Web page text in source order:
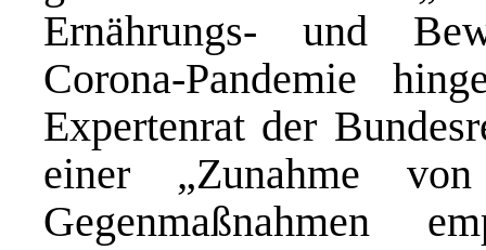
Ernährungs- und
Corona-Pandemie
Expertenrat der
einer „Zunahme
Gegenmaßnahmen